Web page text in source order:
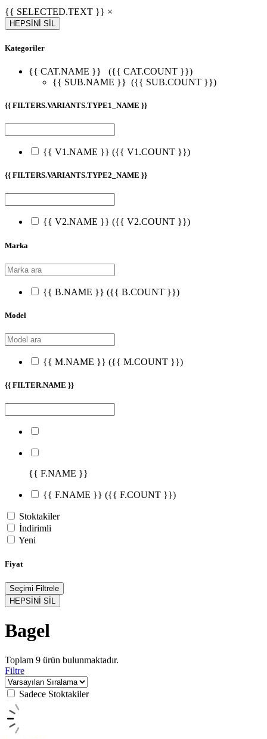
{{ SELECTED.TEXT }} ×
HEPSİNİ SİL
Kategoriler
{{ CAT.NAME }}
({{ CAT.COUNT }})
{{ SUB.NAME }} ({{ SUB.COUNT }})
{{ FILTERS.VARIANTS.TYPE1_NAME }}
{{ V1.NAME }} ({{ V1.COUNT }})
{{ FILTERS.VARIANTS.TYPE2_NAME }}
{{ V2.NAME }} ({{ V2.COUNT }})
Marka
{{ B.NAME }} ({{ B.COUNT }})
Model
{{ M.NAME }} ({{ M.COUNT }})
{{ FILTER.NAME }}
{{ F.NAME }}
{{ F.NAME }} ({{ F.COUNT }})
Stoktakiler
İndirimli
Yeni
Fiyat
Seçimi Filtrele
HEPSİNİ SİL
Bagel
Toplam 9 ürün bulunmaktadır.
Filtre
Sadece Stoktakiler